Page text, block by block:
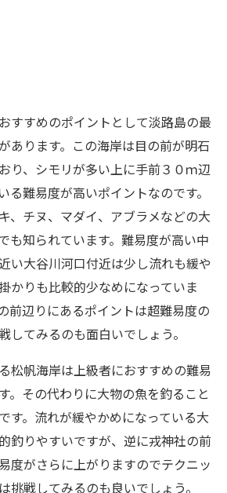
すすめのポイントとして淡路島の最
あります。この海岸は目の前が明石
り、シモリが多い上に手前３０ｍ辺
る難易度が高いポイントなのです。
、チヌ、マダイ、アブラメなどの大
も知られています。難易度が高い中
い大谷川河口付近は少し流れも緩や
かりも比較的少なめになっていま
前辺りにあるポイントは超難易度の
してみるのも面白いでしょう。
松帆海岸は上級者におすすめの難易
。その代わりに大物の魚を釣ること
す。流れが緩やかめになっている大
釣りやすいですが、逆に戎神社の前
度がさらに上がりますのでテクニッ
挑戦してみるのも良いでしょう。